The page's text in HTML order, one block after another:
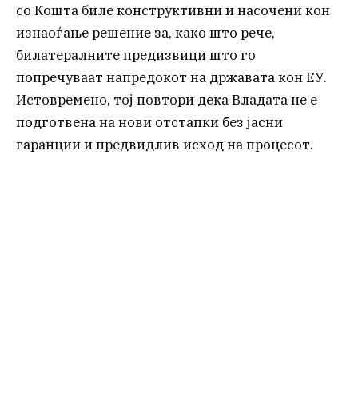
со Кошта биле конструктивни и насочени кон
изнаоѓање решение за, како што рече,
билатералните предизвици што го
попречуваат напредокот на државата кон ЕУ.
Истовремено, тој повтори дека Владата не е
подготвена на нови отстапки без јасни
гаранции и предвидлив исход на процесот.